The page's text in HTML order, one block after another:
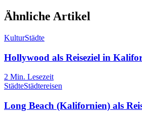
Ähnliche Artikel
KulturStädte
Hollywood als Reiseziel in
2 Min. Lesezeit
StädteStädtereisen
Long Beach (Kalifornien) als